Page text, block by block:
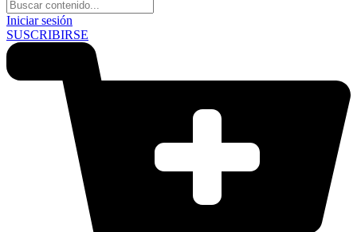
Iniciar sesión
SUSCRIBIRSE